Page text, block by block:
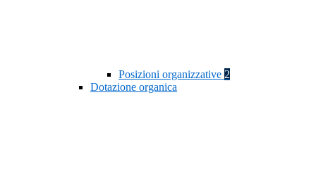
Posizioni organizzative 2
Dotazione organica